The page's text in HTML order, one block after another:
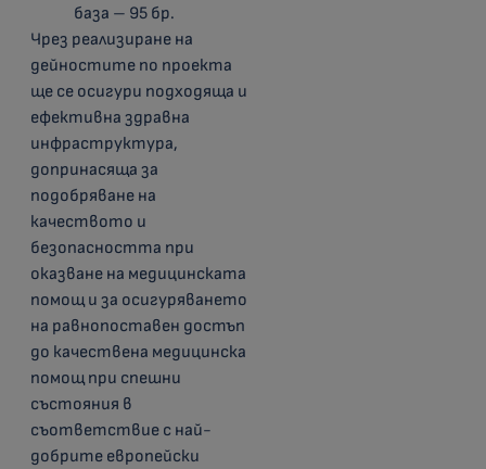
база – 95 бр.
Чрез реализиране на
дейностите по проекта
ще се осигури подходяща и
ефективна здравна
инфраструктура,
допринасяща за
подобряване на
качеството и
безопасността при
оказване на медицинската
помощ и за осигуряването
на равнопоставен достъп
до качествена медицинска
помощ при спешни
състояния в
съответствие с най-
добрите европейски